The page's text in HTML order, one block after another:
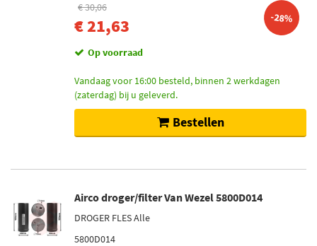
Valeo (26)
Niet op voorraad (164)
€ 30,06
€ 21,63 -28%
Op voorraad
Vandaag voor 16:00 besteld, binnen 2 werkdagen
(zaterdag) bij u geleverd.
Bestellen
Airco droger/filter Van Wezel 5800D014
DROGER FLES Alle
5800D014